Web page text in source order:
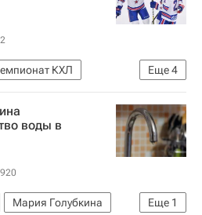
Еще4
КХЛ
драконы
Антон Бурдасов
воды в
Еще 1
Мария Голубкина